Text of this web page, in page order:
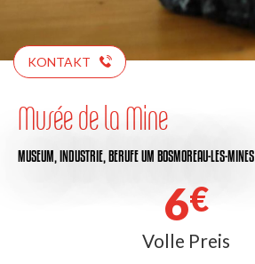
KONTAKT
Musée de la Mine
MUSEUM, INDUSTRIE, BERUFEUM BOSMOREAU-LES-MINES
6€
Volle Preis